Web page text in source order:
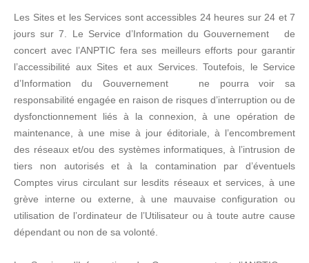
Les Sites et les Services sont accessibles 24 heures sur 24 et 7
jours sur 7. Le Service d’Information du Gouvernement de
concert avec l’ANPTIC fera ses meilleurs efforts pour garantir
l’accessibilité aux Sites et aux Services. Toutefois, le Service
d’Information du Gouvernement ne pourra voir sa
responsabilité engagée en raison de risques d’interruption ou de
dysfonctionnement liés à la connexion, à une opération de
maintenance, à une mise à jour éditoriale, à l’encombrement
des réseaux et/ou des systèmes informatiques, à l’intrusion de
tiers non autorisés et à la contamination par d’éventuels
Comptes virus circulant sur lesdits réseaux et services, à une
grève interne ou externe, à une mauvaise configuration ou
utilisation de l’ordinateur de l’Utilisateur ou à toute autre cause
dépendant ou non de sa volonté.